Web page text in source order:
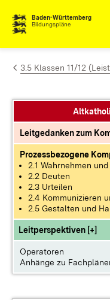
Zum Inhalt
Baden-Württemberg
Bildungspläne
3.5 Klassen 11/12
Leitgedanken zum
Prozessbezogene
2.1 Wahrnehmen
2.2 Deuten
2.3 Urteilen
2.4 Kommunizieren
2.5 Gestalten und
Leitperspektiven [+]
Operatoren
Anhänge zu